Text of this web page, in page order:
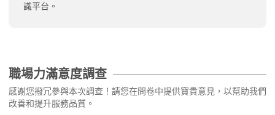
識平台。
職場力滿意度調查
感謝您撥冗參與本次調查！請您在問卷中提供寶貴意見，以幫助我們
改善和提升服務品質。